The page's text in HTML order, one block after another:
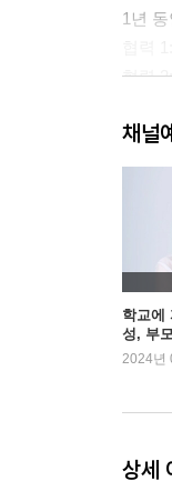
1년
협력
협력
협력
협력
3장
학교
대처
대처
대처
채널
학교에
성, 부
이유
2024년
상세